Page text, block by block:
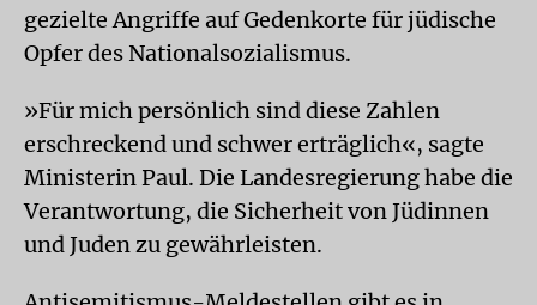
gezielte Angriffe auf Gedenkorte für jüdische
Opfer des Nationalsozialismus.
»Für mich persönlich sind diese Zahlen
erschreckend und schwer erträglich«, sagte
Ministerin Paul. Die Landesregierung habe die
Verantwortung, die Sicherheit von Jüdinnen
und Juden zu gewährleisten.